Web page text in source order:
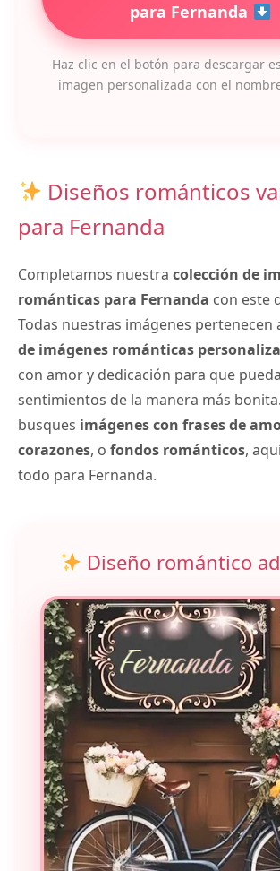
para Fernanda
Haz clic en el botón para descargar
imagen personalizada con el
Diseños románticos
para Fernanda
Completamos nuestra colección de
románticas para Fernanda con este
Todas nuestras imágenes pertenecen
de imágenes románticas
con amor y dedicación para que
sentimientos de la manera más
busques imágenes con frases de
corazones, o fondos románticos,
todo para Fernanda.
Diseño romántico